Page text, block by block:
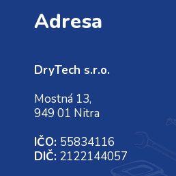
Adresa
DryTech s.r.o.
Mostná 13,
949 01 Nitra
IČO: 55834116
DIČ: 2122144057